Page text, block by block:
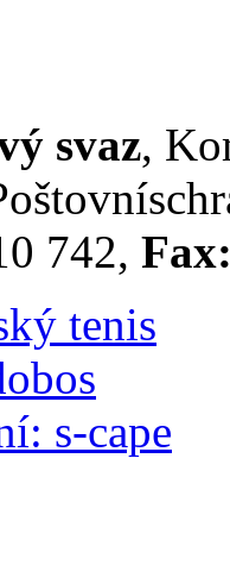
svaz,
742,
tenis
s-cape